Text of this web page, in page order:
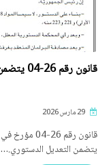
قانون رقم 26-04 يتضمن التعديل الدستوري PDF
يتضمن التعديل الدستوري.…